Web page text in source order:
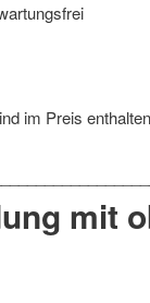
im Preis
mit